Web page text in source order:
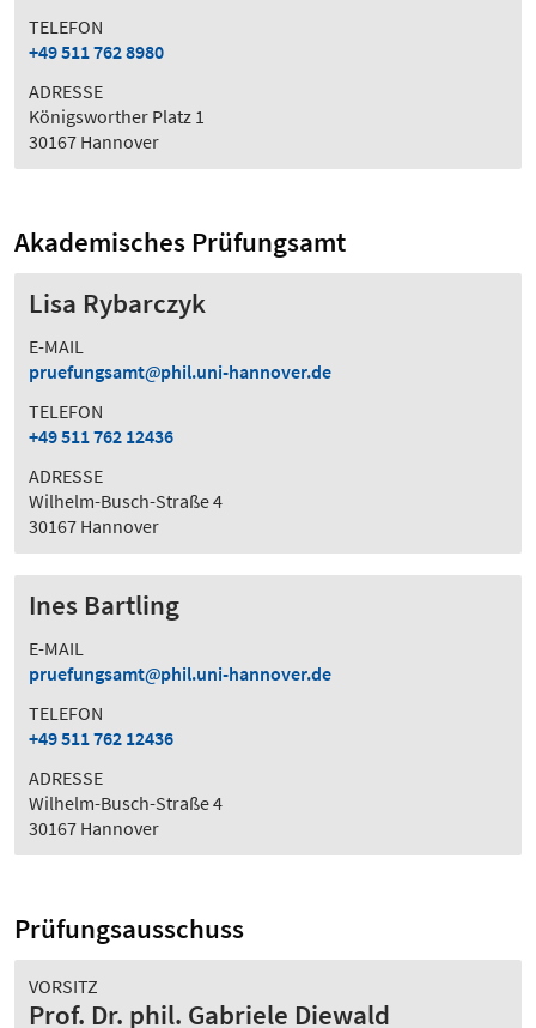
TELEFON
+49 511 762 8980
ADRESSE
Königsworther Platz 1
30167 Hannover
Akademisches Prüfungsamt
Lisa Rybarczyk
E-MAIL
pruefungsamt
phil.uni-hannover.de
TELEFON
+49 511 762 12436
ADRESSE
Wilhelm-Busch-Straße 4
30167 Hannover
Ines Bartling
E-MAIL
pruefungsamt
phil.uni-hannover.de
TELEFON
+49 511 762 12436
ADRESSE
Wilhelm-Busch-Straße 4
30167 Hannover
Prüfungsausschuss
VORSITZ
Prof. Dr. phil. Gabriele Diewald